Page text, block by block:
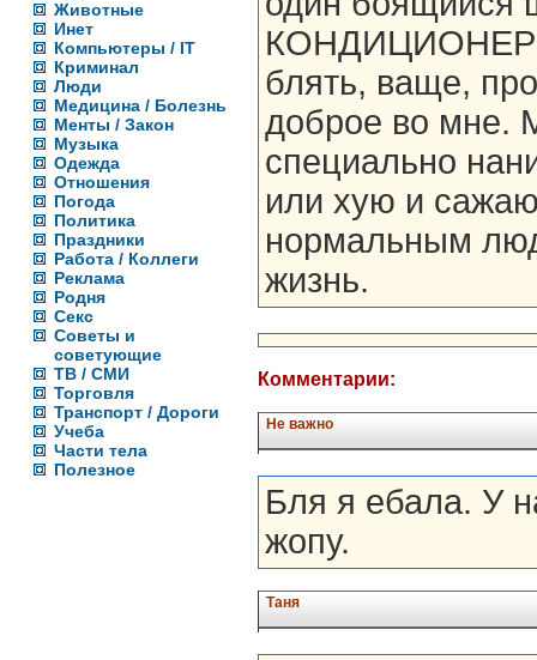
Животные
Инет
Компьютеры / IT
Криминал
Люди
Медицина / Болезнь
Менты / Закон
Музыка
Одежда
Отношения
Погода
Политика
Праздники
Работа / Коллеги
Реклама
Родня
Секс
Советы и
советующие
ТВ / СМИ
Торговля
Транспорт / Дороги
Учеба
Части тела
Полезное
блять, ваще,
доброе во мне.
специально
или хую и
нормальным
жизнь.
Комментарии:
Не важно
Бля я ебала. У
жопу.
Таня